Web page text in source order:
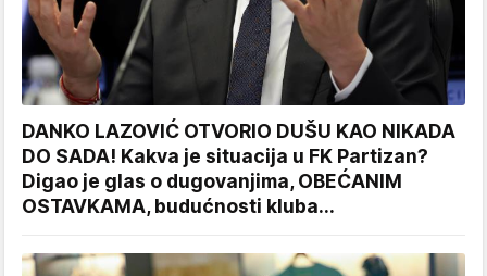
DANKO LAZOVIĆ OTVORIO DUŠU KAO NIKADA
DO SADA! Kakva je situacija u FK Partizan?
Digao je glas o dugovanjima, OBEĆANIM
OSTAVKAMA, budućnosti kluba...